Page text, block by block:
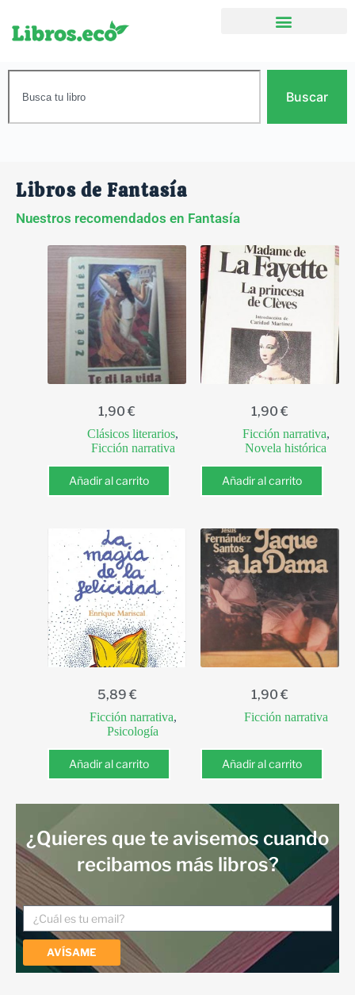
Buscar
Libros de Fantasía
Nuestros recomendados en Fantasía
1,90 €
Clásicos literarios,
Ficción narrativa
Añadir al carrito
1,90 €
Ficción narrativa,
Novela histórica
Añadir al carrito
5,89 €
Ficción narrativa,
Psicología
Añadir al carrito
1,90 €
Ficción narrativa
Añadir al carrito
¿Quieres que te avisemos cuando
recibamos más libros?
AVÍSAME